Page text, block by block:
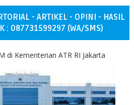
- ARTIKEL - OPINI - HASIL
: 087731599297 (WA/SMS)
di Kementerian ATR RI Jakarta